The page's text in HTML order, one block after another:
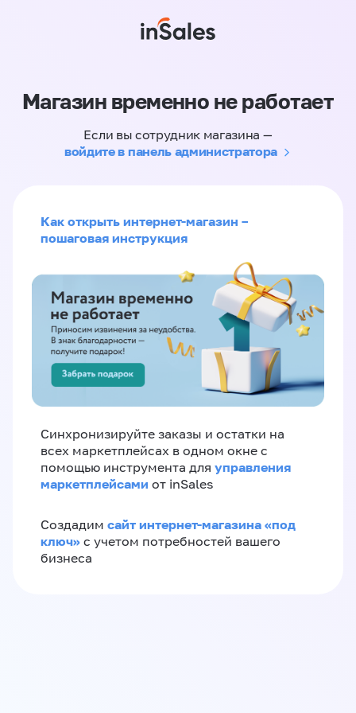
Магазин временно не работает
Если вы сотрудник магазина —
войдите в панель администратора
Как открыть интернет-магазин –
пошаговая инструкция
Синхронизируйте заказы и остатки на
всех маркетплейсах в одном окне с
помощью инструмента для управления
маркетплейсами от inSales
Создадим сайт интернет-магазина «под
ключ» с учетом потребностей вашего
бизнеса